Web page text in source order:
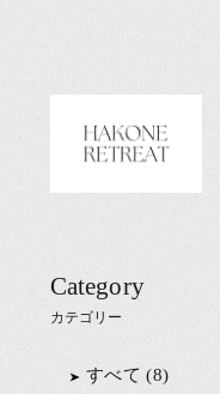
カテゴリー
Category
すべて (8)